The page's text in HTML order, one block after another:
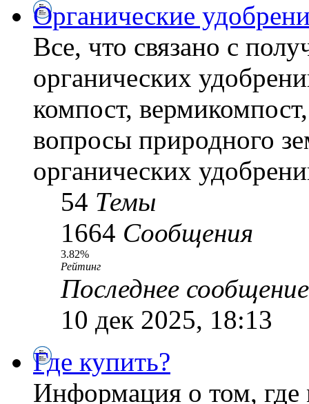
Органические
Все, что связано с
органических
компост,
вопросы природного
органических
54 Темы
1664 Сообщения
3.82%
Рейтинг
Последнее сообщение
10 дек 2025, 18:13
Где купить?
Информация о том,